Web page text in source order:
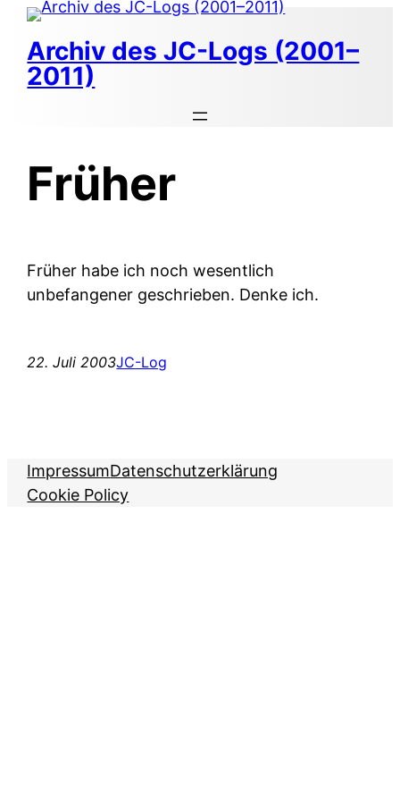
Zum
Inhalt
springen
Archiv des JC-Logs (2001–
2011)
Früher
Früher habe ich noch wesentlich
unbefangener geschrieben. Denke ich.
22. Juli 2003JC-Log
ImpressumDatenschutzerklärung
Cookie Policy